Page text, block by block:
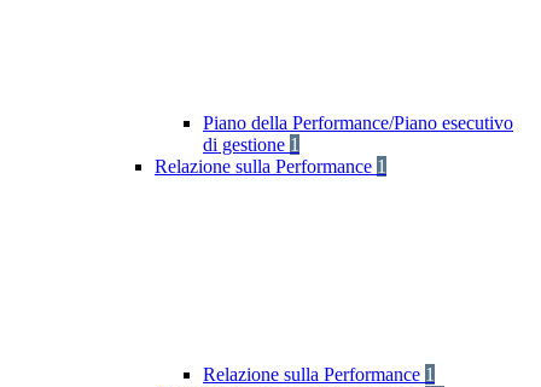
Piano della Performance/Piano esecutivo
di gestione 1
Relazione sulla Performance 1
Relazione sulla Performance 1